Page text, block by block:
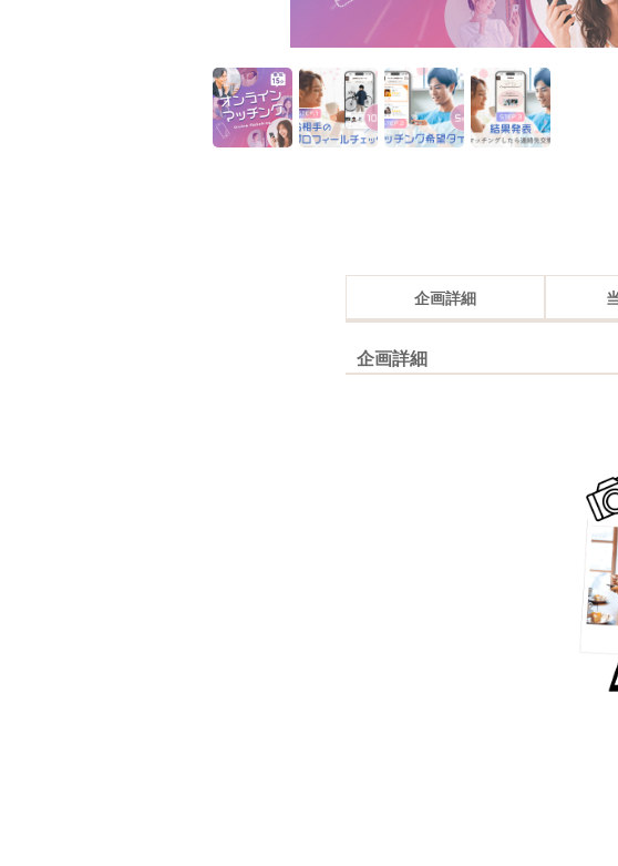
企画詳細
企画詳細